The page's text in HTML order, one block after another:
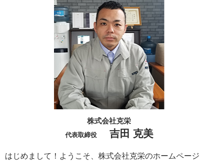
株式会社克栄
代表取締役 吉田 克美
はじめまして！ようこそ、株式会社克栄のホームページ